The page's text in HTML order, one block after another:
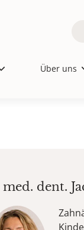
Über uns
dent.